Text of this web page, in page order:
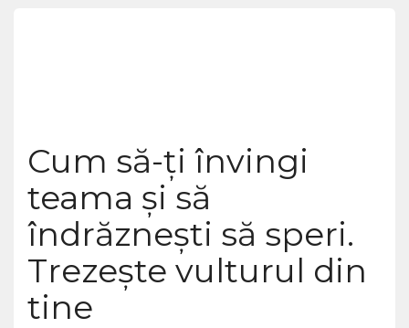
Cum să-ţi învingi
teama şi să
îndrăzneşti să speri.
Trezeşte vulturul din
tine